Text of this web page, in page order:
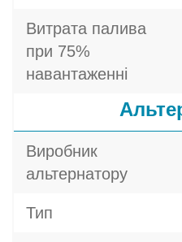
Витрата палива
при 75%
навантаженні
Виробник
альтернатору
Тип